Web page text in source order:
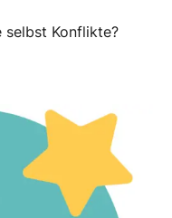
selbst Konflikte?